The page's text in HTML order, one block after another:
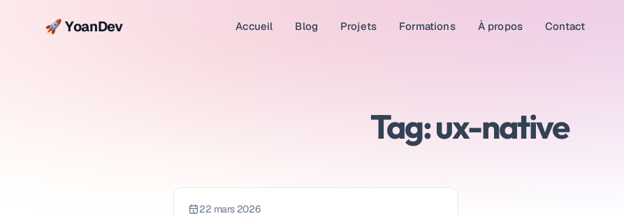
🚀 YoanDev Accueil Blog Projets Formations À propos Contact
Tag: ux-native
22 mars 2026